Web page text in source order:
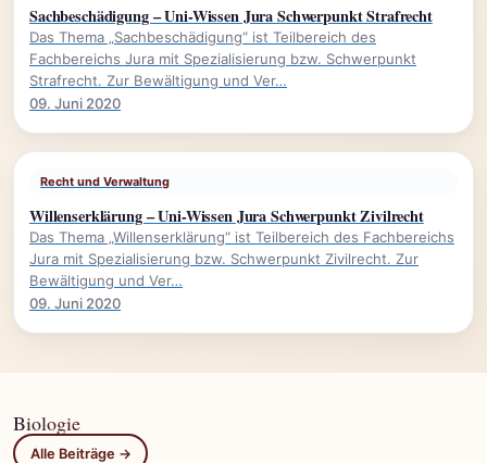
Sachbeschädigung – Uni-Wissen Jura Schwerpunkt Strafrecht
Das Thema „Sachbeschädigung“ ist Teilbereich des
Fachbereichs Jura mit Spezialisierung bzw. Schwerpunkt
Strafrecht. Zur Bewältigung und Ver…
09. Juni 2020
Recht und Verwaltung
Willenserklärung – Uni-Wissen Jura Schwerpunkt Zivilrecht
Das Thema „Willenserklärung“ ist Teilbereich des Fachbereichs
Jura mit Spezialisierung bzw. Schwerpunkt Zivilrecht. Zur
Bewältigung und Ver…
09. Juni 2020
Biologie
Alle Beiträge →